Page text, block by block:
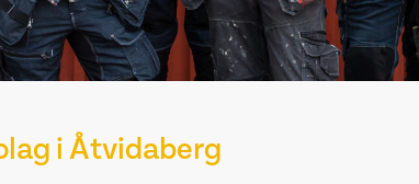
i Åtvidaberg